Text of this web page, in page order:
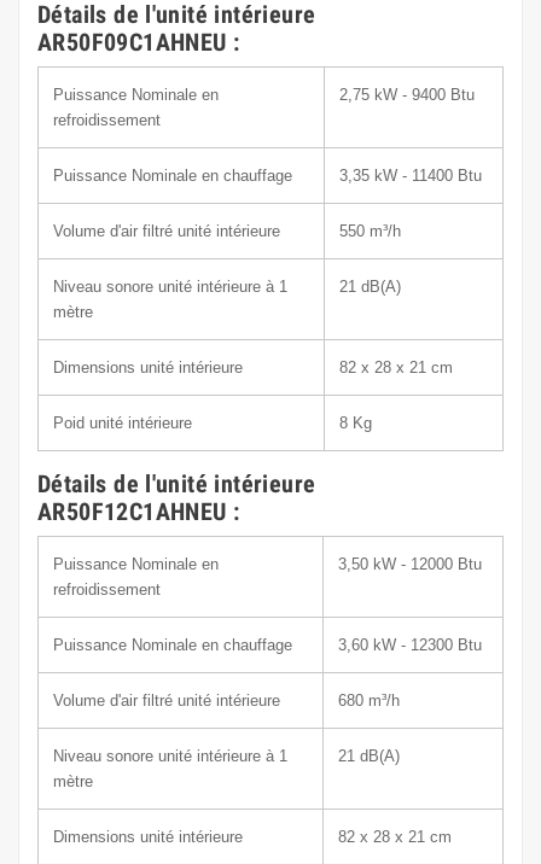
Détails de l'unité intérieure
AR50F09C1AHNEU :
Puissance Nominale en
refroidissement
2,75 kW - 9400 Btu
Puissance Nominale en chauffage 3,35 kW - 11400 Btu
Volume d'air filtré unité intérieure 550 m³/h
Niveau sonore unité intérieure à 1
mètre
21 dB(A)
Dimensions unité intérieure 82 x 28 x 21 cm
Poid unité intérieure 8 Kg
Détails de l'unité intérieure
AR50F12C1AHNEU :
Puissance Nominale en
refroidissement
3,50 kW - 12000 Btu
Puissance Nominale en chauffage 3,60 kW - 12300 Btu
Volume d'air filtré unité intérieure 680 m³/h
Niveau sonore unité intérieure à 1
mètre
21 dB(A)
Dimensions unité intérieure 82 x 28 x 21 cm